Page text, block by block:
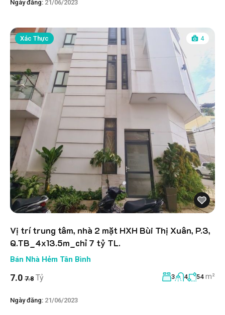
Ngày đăng: 21/06/2023
Xác Thực 4
Vị trí trung tâm, nhà 2 mặt HXH Bùi Thị Xuân, P.3,
Q.TB_4x13.5m_chỉ 7 tỷ TL.
Bán Nhà Hẻm Tân Bình
7.0 7.8 Tỷ 3 4 54 m²
Ngày đăng: 21/06/2023